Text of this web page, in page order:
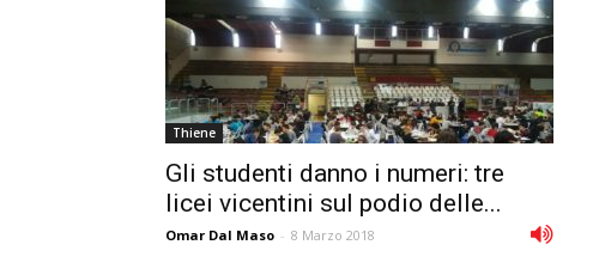
Thiene
Gli studenti danno i numeri: tre
licei vicentini sul podio delle...
Omar Dal Maso - 8 Marzo 2018